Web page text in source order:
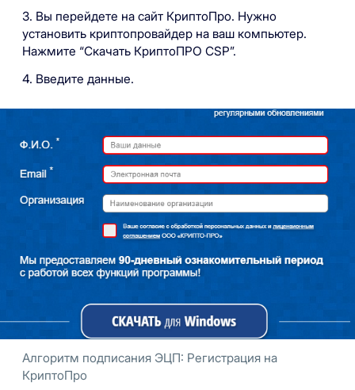
3. Вы перейдете на сайт КриптоПро. Нужно
установить криптопровайдер на ваш компьютер.
Нажмите “Скачать КриптоПРО CSP”.
4. Введите данные.
Алгоритм подписания ЭЦП: Регистрация на
КриптоПро